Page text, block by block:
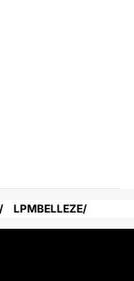
LPMBELLEZE